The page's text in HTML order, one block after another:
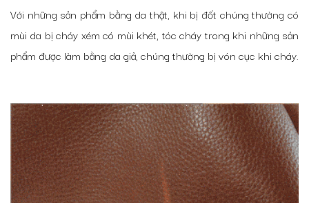
Với những sản phẩm bằng da thật, khi bị đốt chúng thường có
mùi da bị cháy xém có mùi khét, tóc cháy trong khi những sản
phẩm được làm bằng da giả, chúng thường bị vón cục khi cháy.